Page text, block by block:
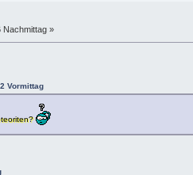
Nachmittag »
Vormittag